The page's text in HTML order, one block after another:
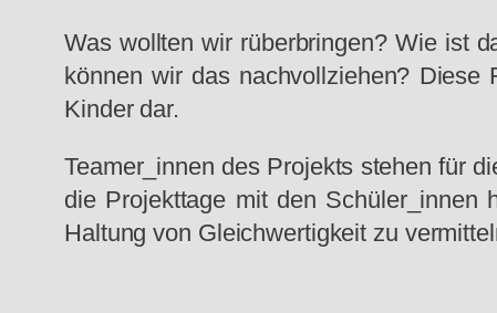
Was wollten wir rüberbringen? Wie ist
können wir das nachvollziehen? Diese
Kinder dar.
Teamer_innen des Projekts stehen für
die Projekttage mit den Schüler_innen
Haltung von Gleichwertigkeit zu